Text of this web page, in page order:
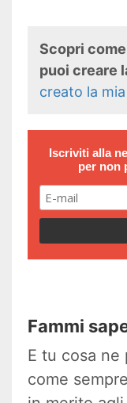
Scopri
puoi creare
creato la
Iscriviti alla
per non
Fammi
E tu cosa ne
come